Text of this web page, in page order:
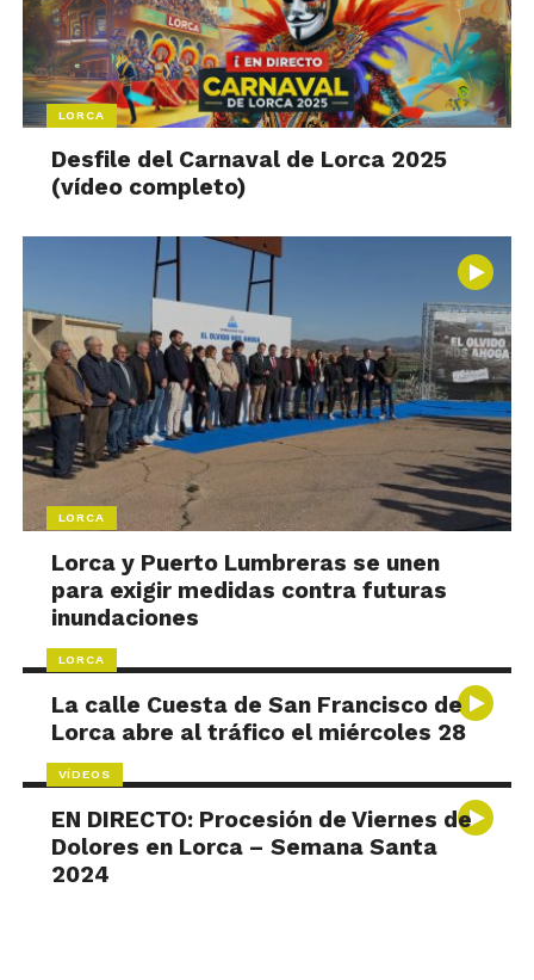
LORCA
Desfile del Carnaval de Lorca 2025
(vídeo completo)
LORCA
Lorca y Puerto Lumbreras se unen
para exigir medidas contra futuras
inundaciones
LORCA
La calle Cuesta de San Francisco de
Lorca abre al tráfico el miércoles 28
VÍDEOS
EN DIRECTO: Procesión de Viernes de
Dolores en Lorca – Semana Santa
2024